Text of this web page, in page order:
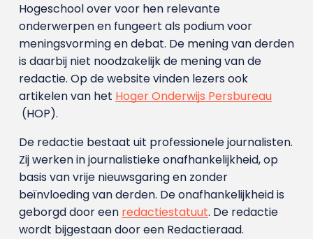
Hogeschool over voor hen relevante
onderwerpen en fungeert als podium voor
meningsvorming en debat. De mening van derden
is daarbij niet noodzakelijk de mening van de
redactie. Op de website vinden lezers ook
artikelen van het Hoger Onderwijs Persbureau
(HOP).
De redactie bestaat uit professionele journalisten.
Zij werken in journalistieke onafhankelijkheid, op
basis van vrije nieuwsgaring en zonder
beïnvloeding van derden. De onafhankelijkheid is
geborgd door een redactiestatuut. De redactie
wordt bijgestaan door een Redactieraad.